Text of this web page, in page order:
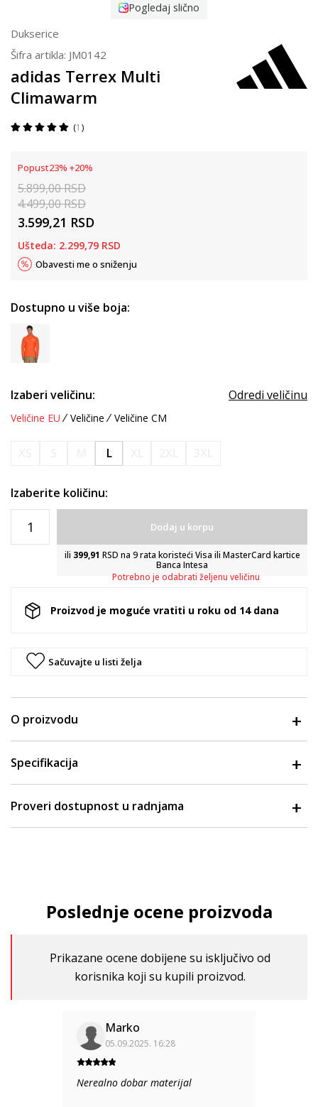
Pogledaj slično
Dukserice
Šifra artikla: JM0142
adidas Terrex Multi
Climawarm
1
Popust23% +20%
5.899,00RSD
4.499,00RSD
3.599,21 RSD
Ušteda: 2.299,79 RSD
Obavesti me o sniženju
Dostupno u više boja:
Izaberi veličinu: Odredi veličinu
Veličine EU Veličine Veličine CM
L
Izaberite količinu:
Dodaj u korpu
ili 399,91 RSD na 9 rata koristeći Visa ili MasterCard kartice
Banca Intesa
Potrebno je odabrati željenu veličinu
Proizvod je moguće vratiti u roku od 14 dana
Sačuvajte u listi želja
O proizvodu
Specifikacija
Proveri dostupnost u radnjama
Poslednje ocene proizvoda
Prikazane ocene dobijene su isključivo od
korisnika koji su kupili proizvod.
Marko
05.09.2025. 16:28
Nerealno dobar materijal